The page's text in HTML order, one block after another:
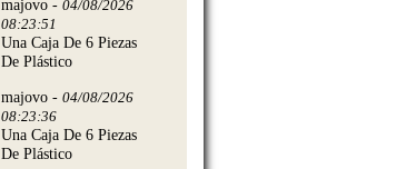
majovo - 04/08/2026
08:23:51
Una Caja De 6 Piezas
De Plástico
majovo - 04/08/2026
08:23:36
Una Caja De 6 Piezas
De Plástico